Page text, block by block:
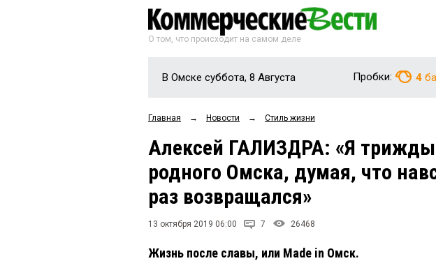
О том, что происходит на самом деле
В Омске суббота, 8 Августа Пробки: 4
Главная → Новости → Стиль жизни
Алексей ГАЛИЗДРА: «Я трижды
родного Омска, думая, что
раз возвращался»
13 октября 2019 06:00 7 26468
Жизнь после славы, или Made in Омск.